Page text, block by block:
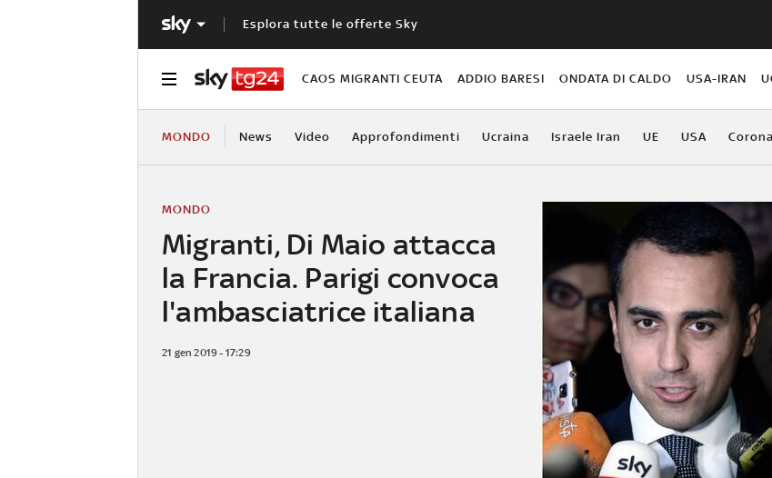
Esplora tutte le offerte Sky
CAOS MIGRANTI CEUTA ADDIO BARESI ONDATA DI CALDO USA-IRAN
MONDO News Video Approfondimenti Ucraina Israele Iran UE USA
Migranti, Di Maio attacca
la Francia. Parigi convoca
l'ambasciatrice italiana
MONDO
21 gen 2019 - 17:29